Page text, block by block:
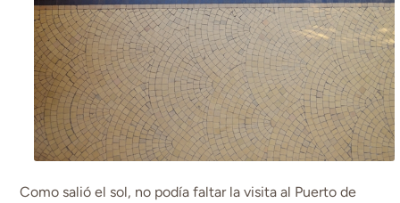
Como salió el sol, no podía faltar la visita al Puerto de